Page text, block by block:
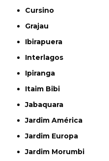
Cursino
Grajau
Ibirapuera
Interlagos
Ipiranga
Itaim Bibi
Jabaquara
Jardim América
Jardim Europa
Jardim Morumbi